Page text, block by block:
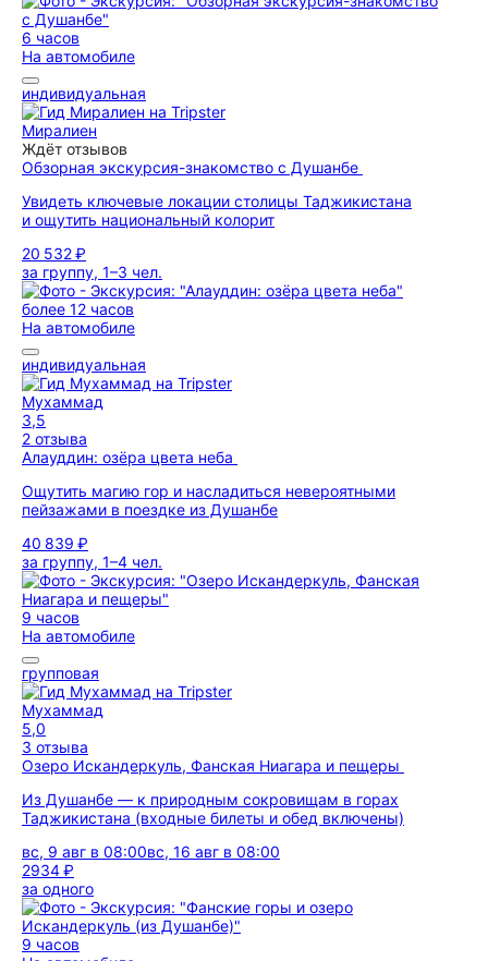
6 часов
На автомобиле
индивидуальная
Миралиен
Ждёт отзывов
Обзорная экскурсия-знакомство с Душанбе
Увидеть ключевые локации столицы Таджикистана
и ощутить национальный колорит
20 532 ₽
за группу, 1–3 чел.
более 12 часов
На автомобиле
индивидуальная
Мухаммад
3,5
2 отзыва
Алауддин: озёра цвета неба
Ощутить магию гор и насладиться невероятными
пейзажами в поездке из Душанбе
40 839 ₽
за группу, 1–4 чел.
9 часов
На автомобиле
групповая
Мухаммад
5,0
3 отзыва
Озеро Искандеркуль, Фанская Ниагара и пещеры
Из Душанбе — к природным сокровищам в горах
Таджикистана (входные билеты и обед включены)
вс, 9 авг в 08:00вс, 16 авг в 08:00
2934 ₽
за одного
9 часов